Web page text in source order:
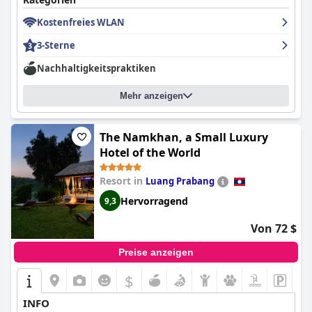
Kostenfreies WLAN
3-Sterne
Nachhaltigkeitspraktiken
Mehr anzeigen
The Namkhan, a Small Luxury
Hotel of the World
Resort in Luang Prabang
9,3 Hervorragend
Von 72 $
Preise anzeigen
$
INFO